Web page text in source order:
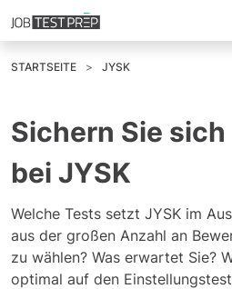
STARTSEITE JYSK
Sichern Sie
bei JYSK
Welche Tests setzt JYSK im
aus der großen Anzahl an
zu wählen? Was erwartet Sie?
optimal auf den